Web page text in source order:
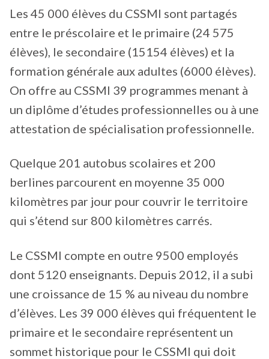
Les 45 000 élèves du CSSMI sont partagés
entre le préscolaire et le primaire (24 575
élèves), le secondaire (15154 élèves) et la
formation générale aux adultes (6000 élèves).
On offre au CSSMI 39 programmes menant à
un diplôme d’études professionnelles ou à une
attestation de spécialisation professionnelle.
Quelque 201 autobus scolaires et 200
berlines parcourent en moyenne 35 000
kilomètres par jour pour couvrir le territoire
qui s’étend sur 800 kilomètres carrés.
Le CSSMI compte en outre 9500 employés
dont 5120 enseignants. Depuis 2012, il a subi
une croissance de 15 % au niveau du nombre
d’élèves. Les 39 000 élèves qui fréquentent le
primaire et le secondaire représentent un
sommet historique pour le CSSMI qui doit